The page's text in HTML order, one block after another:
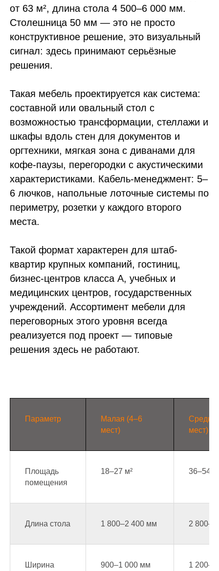
от 63 м², длина стола 4 500–6 000 мм.
Столешница 50 мм — это не просто
конструктивное решение, это визуальный
сигнал: здесь принимают серьёзные
решения.
Такая мебель проектируется как система:
составной или овальный стол с
возможностью трансформации, стеллажи и
шкафы вдоль стен для документов и
оргтехники, мягкая зона с диванами для
кофе-паузы, перегородки с акустическими
характеристиками. Кабель-менеджмент: 5–
6 лючков, напольные лоточные системы по
периметру, розетки у каждого второго
места.
Такой формат характерен для штаб-
квартир крупных компаний, гостиниц,
бизнес-центров класса А, учебных и
медицинских центров, государственных
учреждений. Ассортимент мебели для
переговорных этого уровня всегда
реализуется под проект — типовые
решения здесь не работают.
Параметр
Малая (4–6
мест)
мест)
Площадь
помещения
18–27 м² 36–54
Длина стола 1 800–2 400 мм 2
Ширина
900–1 000 мм 1